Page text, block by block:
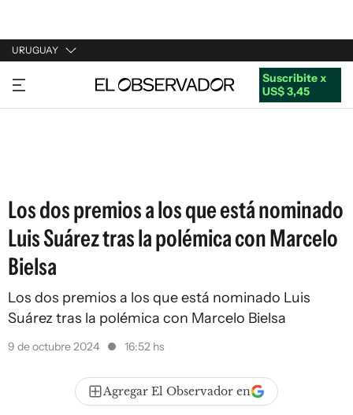
URUGUAY
URUGUAY
ARGENTINA
Suscribite x
US$ 3,45
Los dos premios a los que está nominado
Luis Suárez tras la polémica con Marcelo
Bielsa
Los dos premios a los que está nominado Luis
Suárez tras la polémica con Marcelo Bielsa
9 de octubre 2024 16:52 hs
Agregar El Observador en